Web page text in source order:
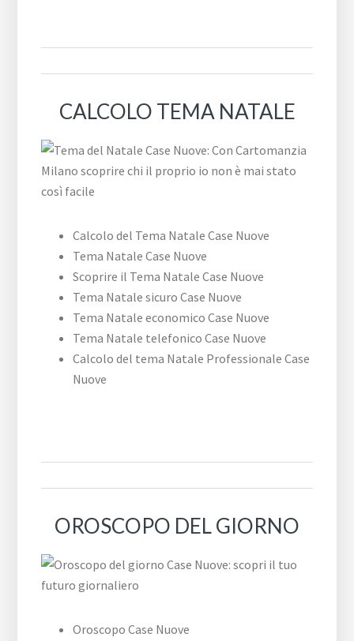
CALCOLO TEMA NATALE
Calcolo del Tema Natale Case Nuove
Tema Natale Case Nuove
Scoprire il Tema Natale Case Nuove
Tema Natale sicuro Case Nuove
Tema Natale economico Case Nuove
Tema Natale telefonico Case Nuove
Calcolo del tema Natale Professionale Case
Nuove
OROSCOPO DEL GIORNO
Oroscopo Case Nuove